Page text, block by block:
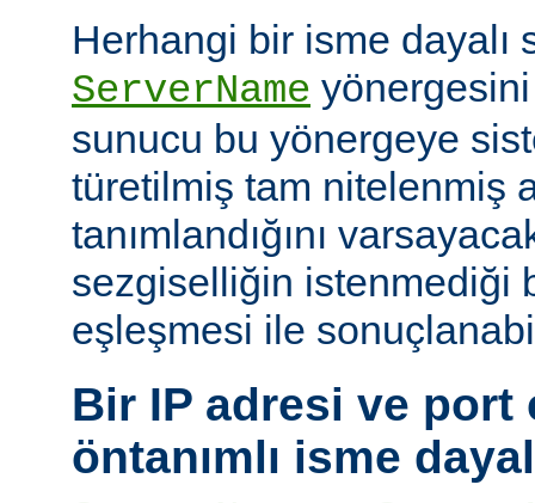
Herhangi bir isme dayalı
ServerName
sunucu bu yönergeye
türetilmiş tam nitelenmiş
tanımlandığını
sezgiselliğin istenmediği
eşleşmesi ile
Bir IP adresi ve
öntanımlı isme